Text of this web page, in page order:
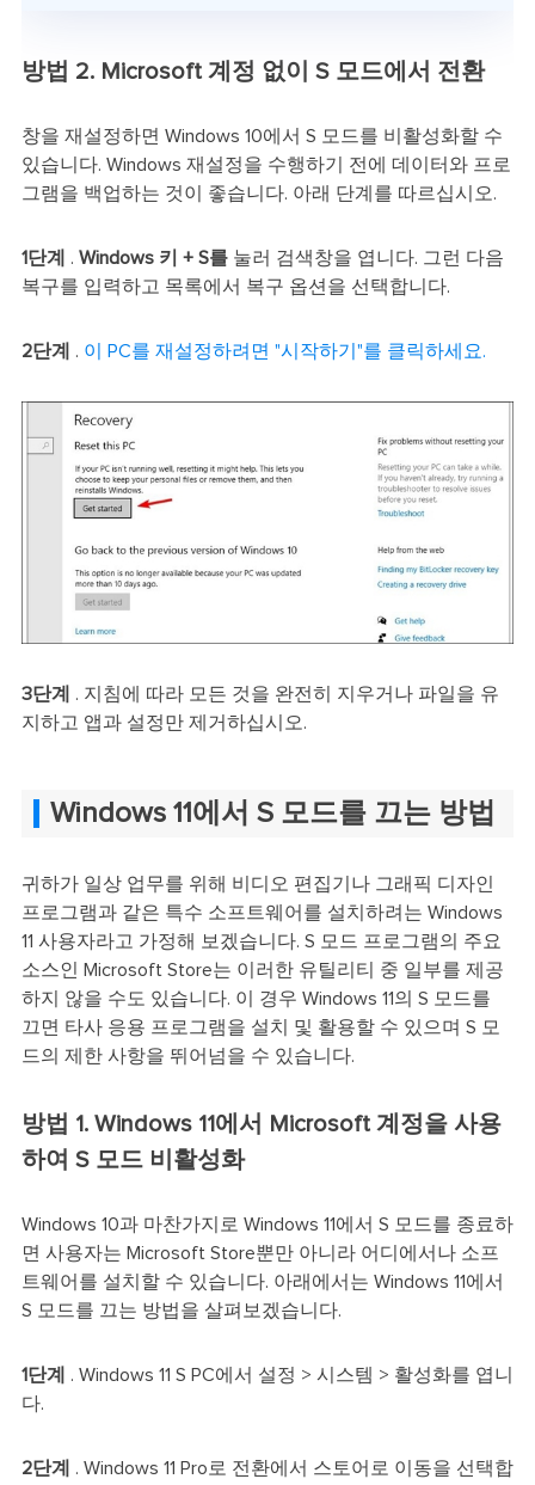
방법 2. Microsoft 계정 없이 S 모드에서 전환
창을 재설정하면 Windows 10에서 S 모드를 비활성화할 수
있습니다. Windows 재설정을 수행하기 전에 데이터와 프로
그램을 백업하는 것이 좋습니다. 아래 단계를 따르십시오.
1단계 . Windows 키 + S를눌러 검색창을 엽니다. 그런 다음
복구를 입력하고 목록에서 복구 옵션을 선택합니다.
2단계 . 이 PC를 재설정하려면 "시작하기"를 클릭하세요.
3단계
. 지침에 따라 모든 것을 완전히 지우거나 파일을 유
지하고 앱과 설정만 제거하십시오.
Windows 11에서 S 모드를 끄는 방법
귀하가 일상 업무를 위해 비디오 편집기나 그래픽 디자인
프로그램과 같은 특수 소프트웨어를 설치하려는 Windows
11 사용자라고 가정해 보겠습니다. S 모드 프로그램의 주요
소스인 Microsoft Store는 이러한 유틸리티 중 일부를 제공
하지 않을 수도 있습니다. 이 경우 Windows 11의 S 모드를
끄면 타사 응용 프로그램을 설치 및 활용할 수 있으며 S 모
드의 제한 사항을 뛰어넘을 수 있습니다.
방법 1. Windows 11에서 Microsoft 계정을 사용
하여 S 모드 비활성화
Windows 10과 마찬가지로 Windows 11에서 S 모드를 종료하
면 사용자는 Microsoft Store뿐만 아니라 어디에서나 소프
트웨어를 설치할 수 있습니다. 아래에서는 Windows 11에서
S 모드를 끄는 방법을 살펴보겠습니다.
1단계
. Windows 11 S PC에서 설정 > 시스템 > 활성화를 엽니
다.
2단계
. Windows 11 Pro로 전환에서 스토어로 이동을 선택합